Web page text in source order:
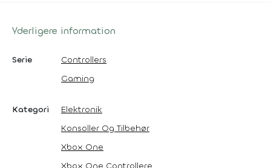
Yderligere information
Serie
Controllers
Gaming
Kategori
Elektronik
Konsoller Og Tilbehør
Xbox One